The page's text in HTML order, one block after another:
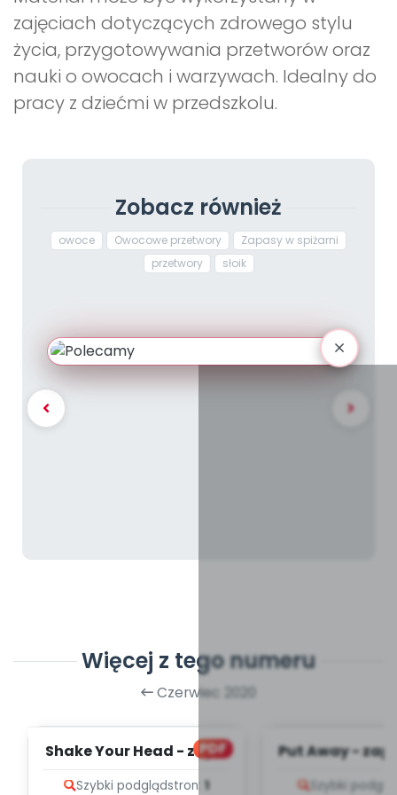
zajęciach dotyczących zdrowego stylu
życia, przygotowywania przetworów oraz
nauki o owocach i warzywach. Idealny do
pracy z dziećmi w przedszkolu.
Zobacz również
owoce Owocowe przetwory
Zapasy w spiżarni
przetwory
słoik
Więcej z tego numeru
Czerwiec 2020
PDF
Shake Your Head - zapis
Szybki podglądstron: 1
Put Away -
Szybki